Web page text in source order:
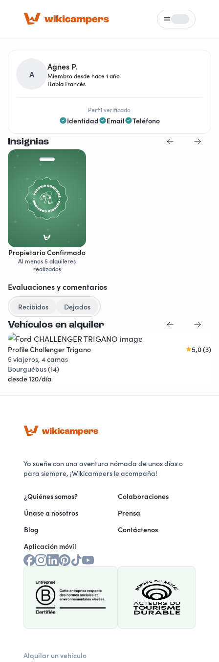
Menú
Loading...
A
Agnes P.
Miembro desde hace 1 año
Habla Francés
Perfil verificado
Identidad Email Teléfono
Insignias
Propietario Confirmado
Al menos 5 alquileres
realizados
Evaluaciones y comentarios
Recibidos Dejados
Vehículos en alquiler
Instantáneo Descuentos
Profile Challenger Trigano
5,0 (3)
5 viajeros, 4 camas
Bourguébus (14)
desde 120/día
Ya sueñe con una aventura nómada de unos días o
para siempre, ¡Wikicampers le acompaña!
¿Quiénes somos?
Únase a nosotros
Blog
Aplicación móvil
Colaboraciones
Prensa
Contáctenos
Alquilar un vehículo